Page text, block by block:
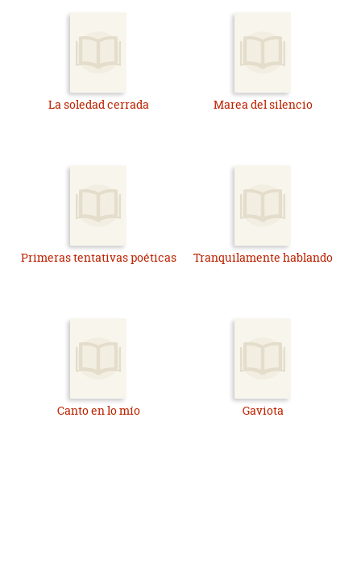
La soledad cerrada Marea del silencio
Primeras tentativas poéticas Tranquilamente hablando
Canto en lo mío Gaviota